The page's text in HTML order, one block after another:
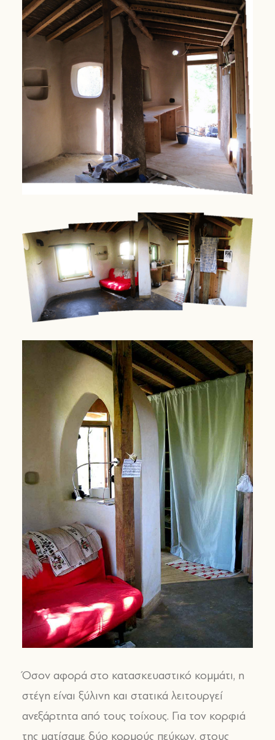
Όσον αφορά στο κατασκευαστικό κομμάτι, η
στέγη είναι ξύλινη και στατικά λειτουργεί
ανεξάρτητα από τους τοίχους. Για τον κορφιά
της ματίσαμε δύο κορμούς πεύκων, στους